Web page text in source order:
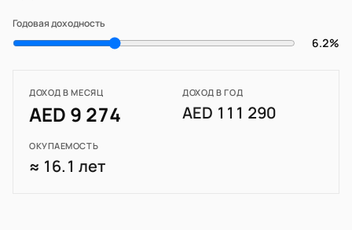
Годовая доходность
6.2%
ДОХОД В МЕСЯЦ
AED 9 274
ДОХОД В ГОД
AED 111 290
ОКУПАЕМОСТЬ
≈ 16.1 лет